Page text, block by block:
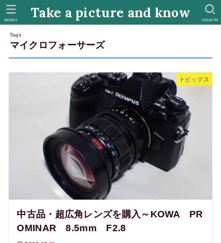
Take a picture and know SEARCH
MENU
マイクロフォーサーズ
トピックス
中古品・超広角レンズを購入～KOWA PR
OMINAR 8.5mm F2.8